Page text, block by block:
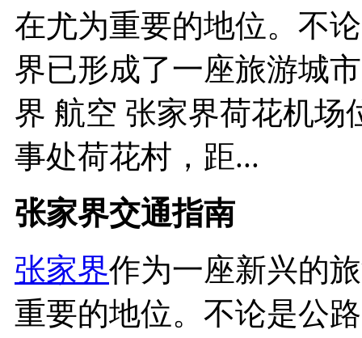
在尤为重要的地位。不
界已形成了一座旅游城
界 航空 张家界荷花机场
事处荷花村，距...
张家界交通指南
张家界作为一座新兴的
重要的地位。不论是公